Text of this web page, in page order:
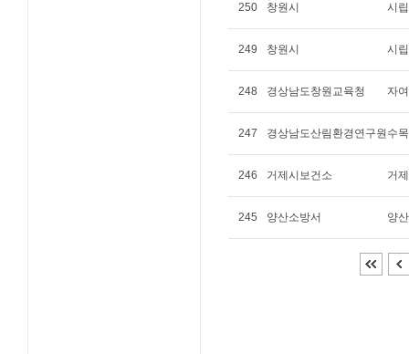
250 창원시 시
249 창원시 시
248 경상남도창원교육청 자
247 경상남도산림환경연구원 수
246 거제시보건소 거
245 양산소방서 양